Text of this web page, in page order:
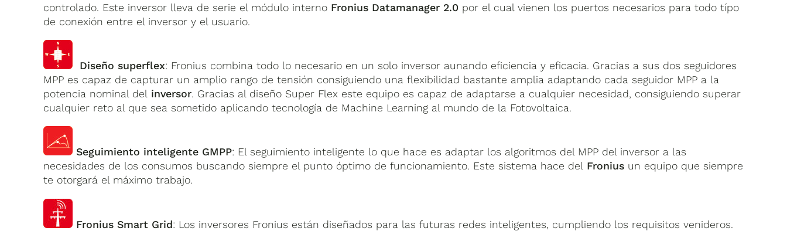
controlado. Este inversor lleva de serie el módulo interno Fronius Datamanager 2.0 por el cual vienen los puertos necesarios para todo típo
de conexión entre el inversor y el usuario.
Diseño superflex: Fronius combina todo lo necesario en un solo inversor aunando eficiencia y eficacia. Gracias a sus dos seguidores
MPP es capaz de capturar un amplio rango de tensión consiguiendo una flexibilidad bastante amplia adaptando cada seguidor MPP a la
potencia nominal del inversor. Gracias al diseño Super Flex este equipo es capaz de adaptarse a cualquier necesidad, consiguiendo superar
cualquier reto al que sea sometido aplicando tecnología de Machine Learning al mundo de la Fotovoltaica.
Seguimiento inteligente GMPP: El seguimiento inteligente lo que hace es adaptar los algoritmos del MPP del inversor a las
necesidades de los consumos buscando siempre el punto óptimo de funcionamiento. Este sistema hace del Fronius un equipo que siempre
te otorgará el máximo trabajo.
Fronius Smart Grid: Los inversores Fronius están diseñados para las futuras redes inteligentes, cumpliendo los requisitos venideros.